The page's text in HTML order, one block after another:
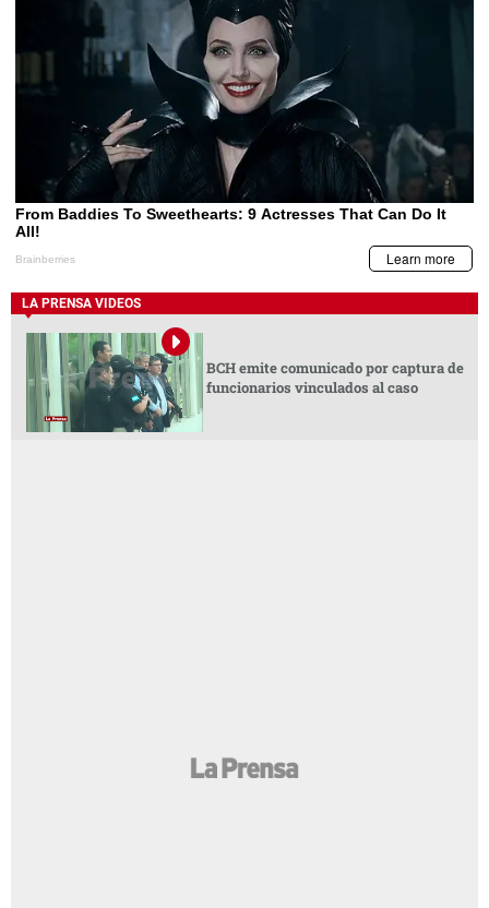
LA PRENSA VIDEOS
BCH emite comunicado por captura de
funcionarios vinculados al caso